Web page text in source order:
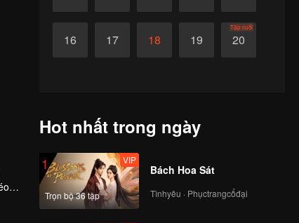
16 17 18 19 20
Tập cuối
Hot nhất trong ngày
1
Trọn bộ 36 tập
VIP
Bách Hoa Sát
Tìnhyêu · Phụctrangcổđại